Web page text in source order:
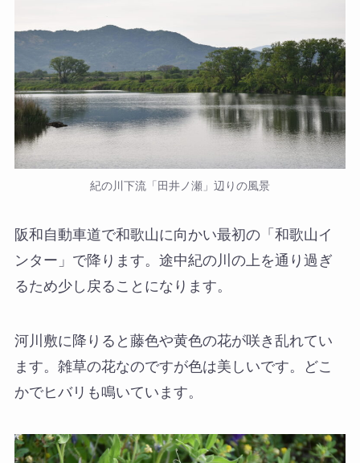
紀の川下流「田井ノ瀬」辺りの風景
阪和自動車道で和歌山に向かい最初の「和歌山イ
ンター」で降ります。途中紀の川の上を通り過ぎ
るため少し戻ることになります。
河川敷に降りると藤色や黄色の花が咲き乱れてい
ます。雑草の花なのですが色は美しいです。どこ
かでヒバリも鳴いています。